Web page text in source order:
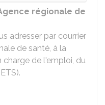
régionale de
adresser par courrier
de santé, à la
de l'emploi, du